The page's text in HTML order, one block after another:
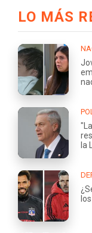
LO MÁS
la